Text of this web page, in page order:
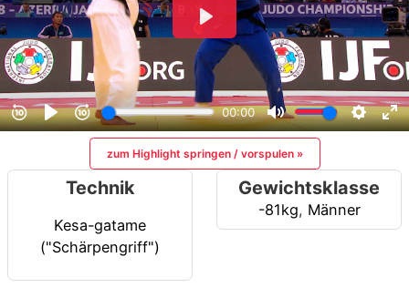
zum Highlight springen / vorspulen »
Technik
Kesa-gatame
("Schärpengriff")
Gewichtsklasse
-81kg, Männer